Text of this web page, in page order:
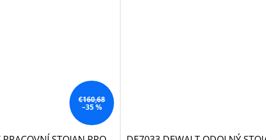
€160,68
–35 %